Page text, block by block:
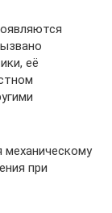
её
механическому
при